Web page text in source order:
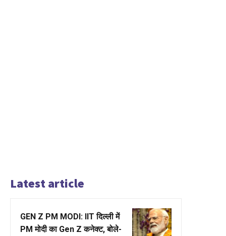
Latest article
GEN Z PM MODI: IIT दिल्ली में
PM मोदी का Gen Z कनेक्ट, बोले-